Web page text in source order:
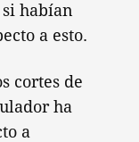
habían
a esto.
cortes de
ha
a